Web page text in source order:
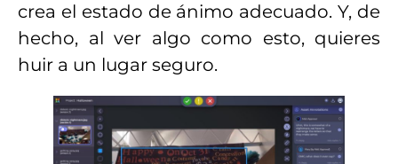
crea el estado de ánimo adecuado. Y, de
hecho, al ver algo como esto, quieres
huir a un lugar seguro.